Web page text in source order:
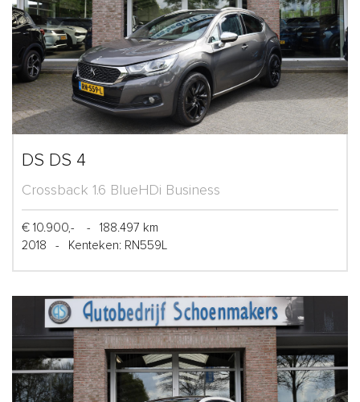
DS DS 4
Crossback 1.6 BlueHDi Business
€ 10.900,- -
188.497 km
2018
- Kenteken: RN559L